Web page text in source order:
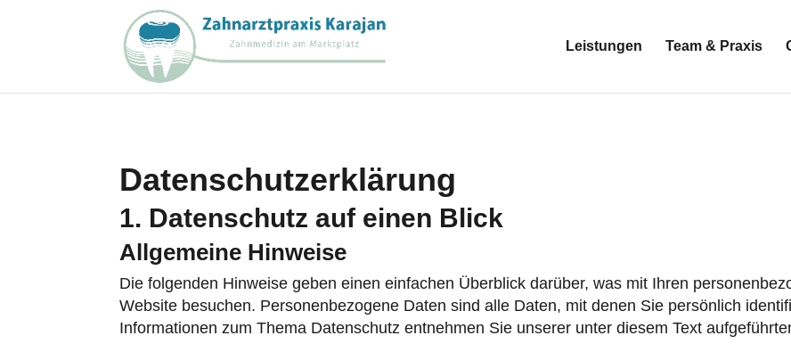
Leistungen Team & Praxis
Datenschutz­erklärung
1. Datenschutz auf einen Blick
Allgemeine Hinweise
Die folgenden Hinweise geben einen einfachen Überblick darüber, was mit Ihren
Website besuchen. Personenbezogene Daten sind alle Daten, mit denen Sie persönlich
Informationen zum Thema Datenschutz entnehmen Sie unserer unter diesem Text